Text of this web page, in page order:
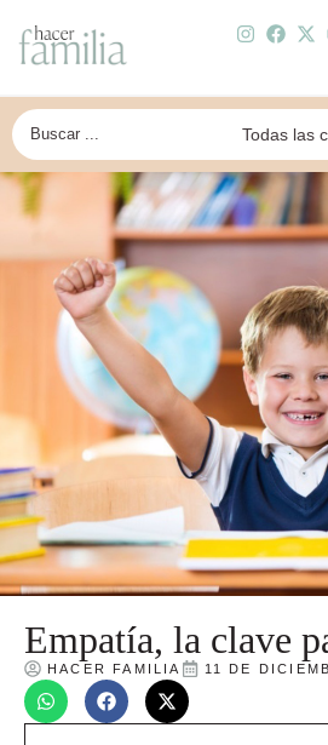
Empatía, la clave
HACER FAMILIA 11 DE